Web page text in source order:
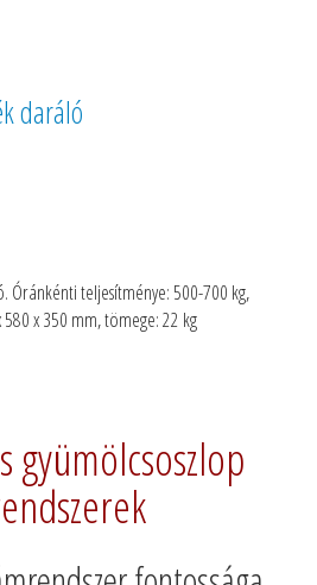
daráló
Óránkénti teljesítménye: 500-700 kg,
x 350 mm, tömege: 22 kg
gyümölcsoszlop